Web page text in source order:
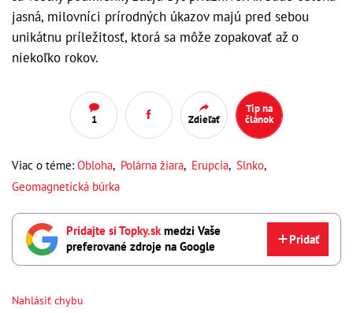
jasná, milovníci prírodných úkazov majú pred sebou
unikátnu príležitosť, ktorá sa môže zopakovať až o
niekoľko rokov.
1 Zdieľať
Tip na
článok
Viac o téme: Obloha, Polárna žiara, Erupcia, Slnko,
Geomagnetická búrka
Pridajte si Topky.skmedzi Vaše
preferované zdroje na Google
Pridať
Nahlásiť chybu